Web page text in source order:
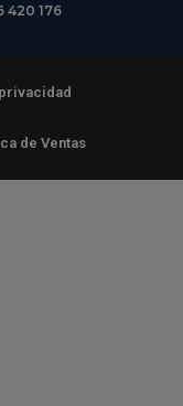
420 176
de Ventas